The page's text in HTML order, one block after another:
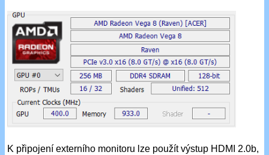
K připojení externího monitoru lze použít výstup HDMI 2.0b,